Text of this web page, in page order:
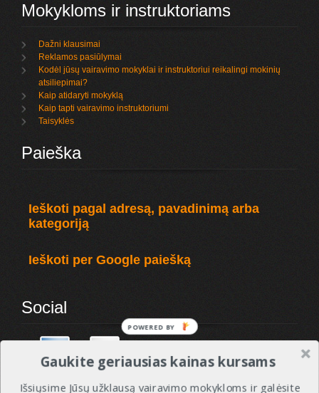
Mokykloms ir instruktoriams
Dažni klausimai
Reklamos pasiūlymai
Kodėl jūsų vairavimo mokyklai ir instruktoriui reikalingi mokinių
atsiliepimai?
Kaip atidaryti mokyklą
Kaip tapti vairavimo instruktoriumi
Taisyklės
Paieška
Ieškoti pagal adresą, pavadinimą arba
kategoriją
Ieškoti per Google paiešką
Social
Gaukite geriausias kainas kursams
Išsiųsime Jūsų užklausą vairavimo mokykloms ir galėsite
POWERED BY